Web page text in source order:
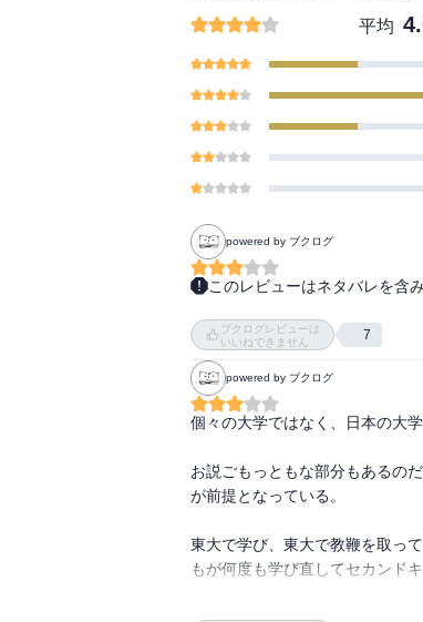
平均
powered by ブクログ
このレビューはネタバレを含み
コロナ禍で、これまで遅々とし
どうあるべきなのか、というこ
国家の大学ではなく、新しい地
わる。
大学改革は研究者にとって一番
けでなく、｢自由な時間｣をどの
や国を越えた流動性を実現する
大学の成り立ちや、高専のポテ
ブクログレビューは
いいねできません
7
powered by ブクログ
個々の大学ではなく、日本の大
お説ごもっともな部分もあるの
が前提となっている。
東大で学び、東大で教鞭を取っ
もが何度も学び直してセカンド